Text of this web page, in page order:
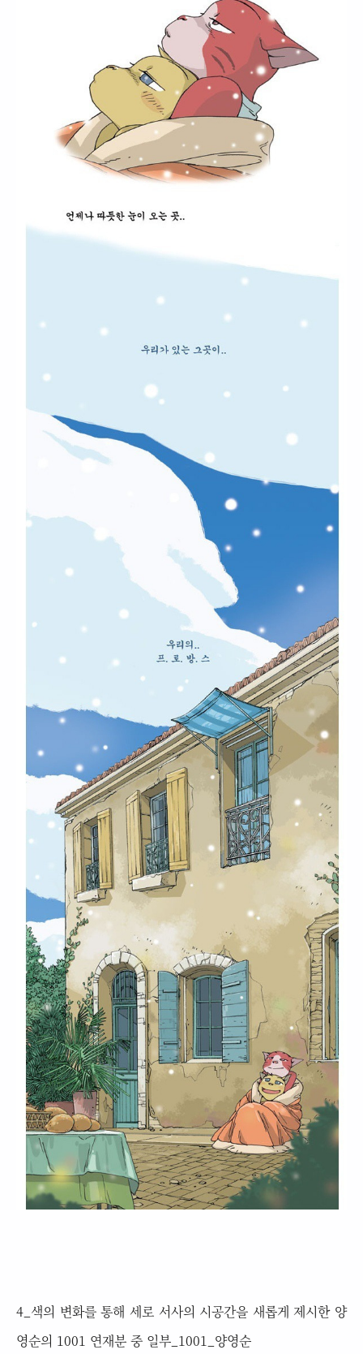
4_색의 변화를 통해 세로 서사의 시공간을 새롭게 제시한 양
영순의 1001 연재분 중 일부_1001_양영순